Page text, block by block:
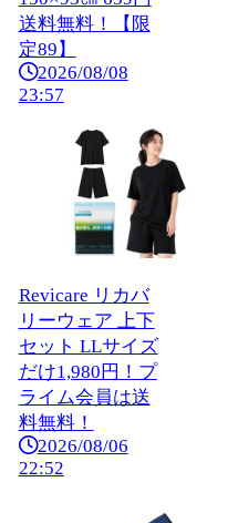
送料無料！【限
定89】
2026/08/08
23:57
Revicare リカバ
リーウェア 上下
セット LLサイズ
だけ1,980円！プ
ライム会員は送
料無料！
2026/08/06
22:52